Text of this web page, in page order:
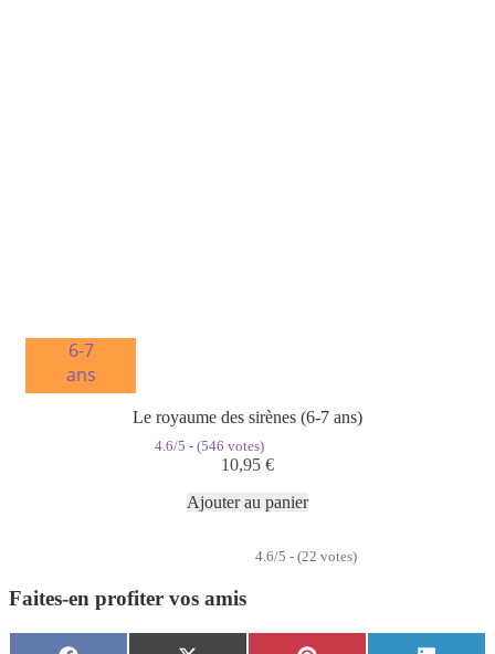
6-7
ans
Le royaume des sirènes (6-7 ans)
4.6/5 - (546 votes)
10,95 €
Ajouter au panier
4.6/5 - (22 votes)
Faites-en profiter vos amis